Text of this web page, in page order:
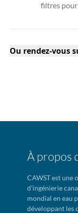
filtres pour
Ou rendez-vous
À propos
CAWST est une
d'ingénierie
mondial en eau
développant les